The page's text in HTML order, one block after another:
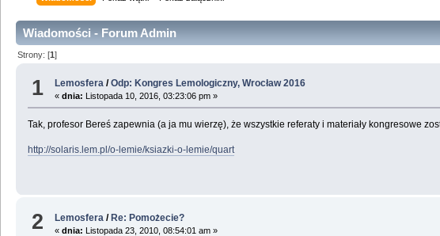
Wiadomości - Forum Admin
Strony: [1]
1 Lemosfera /Odp: Kongres Lemologiczny, Wrocław 2016
«dnia: Listopada 10, 2016, 03:23:06 pm »
Tak, profesor Bereś zapewnia (a ja mu wierzę), że wszystkie referaty i materiały kongresowe
http://solaris.lem.pl/o-lemie/ksiazki-o-lemie/quart
2 Lemosfera /Re: Pomożecie?
«dnia: Listopada 23, 2010, 08:54:01 am »